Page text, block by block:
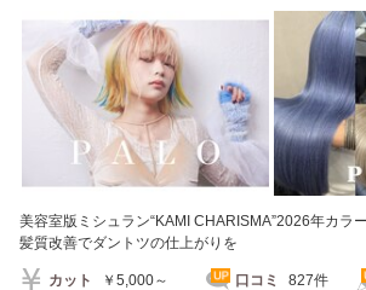
美容室版ミシュラン“KAMI CHARISMA”2026年カラ
髪質改善でダントツの仕上がりを
カット ￥5,000～ 口コミ 827件